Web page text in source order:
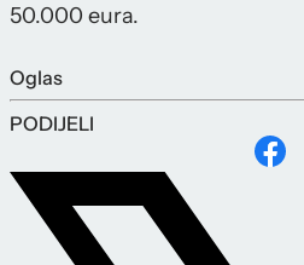
50.000 eura.
Oglas
PODIJELI